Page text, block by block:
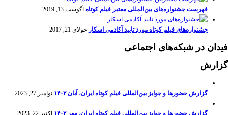
فهرست جشنواره‌های بین‌المللی معتبر فیلم کوتاه آگوست 13, 2019
جشنواره‌های فیلم کوتاه مورد تایید آکادمی اسکار جولای 21, 2017
فیدان در شبکه‌های اجتماعی
گزارش
گزارش حضورها و جوایز بین‌المللی فیلم کوتاه ایران، آبان ۱۴۰۲ نوامبر 27, 2023
گزارش حضورها و جوایز بین‌المللی فیلم کوتاه ایران، مهر ۱۴۰۲ اکتبر 22, 2023